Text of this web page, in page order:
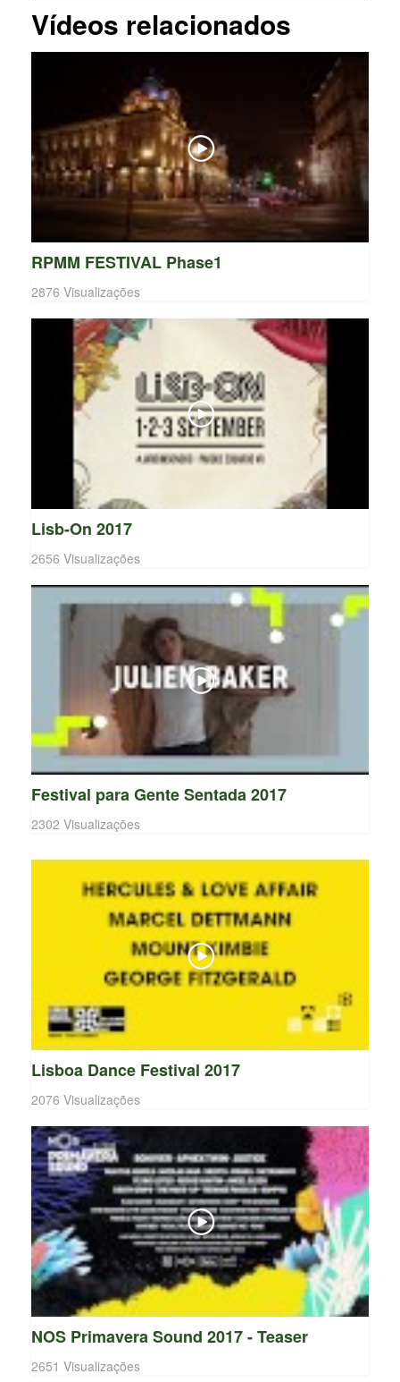
Vídeos relacionados
RPMM FESTIVAL Phase1
2876 Visualizações
Lisb-On 2017
2656 Visualizações
Festival para Gente Sentada 2017
2302 Visualizações
Lisboa Dance Festival 2017
2076 Visualizações
NOS Primavera Sound 2017 - Teaser
2651 Visualizações